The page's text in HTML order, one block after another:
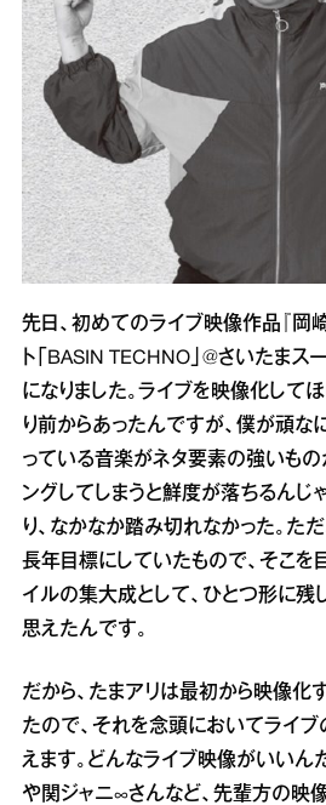
先日、初めてのライブ映像作品『岡
ト「BASIN TECHNO」@さいたまス
になりました。ライブを映像化して
り前からあったんですが、僕が頑な
っている音楽がネタ要素の強いもの
ングしてしまうと鮮度が落ちるんじ
り、なかなか踏み切れなかった。た
長年目標にしていたもので、そこを
イルの集大成として、ひとつ形に残
思えたんです。
だから、たまアリは最初から映像化
たので、それを念頭においてライブ
えます。どんなライブ映像がいいん
や関ジャニ∞さんなど、先輩方の映